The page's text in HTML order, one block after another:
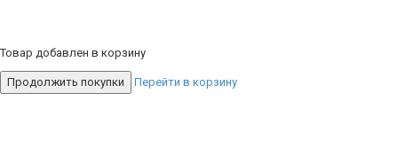
Товар добавлен в корзину
Продолжить покупки Перейти в корзину